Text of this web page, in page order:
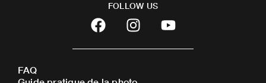
FOLLOW US
F
a
c
b
I
n
s
a
Y
o
u
FAQ